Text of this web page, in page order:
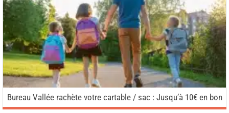
Bureau Vallée rachète votre cartable / sac : Jusqu’à 10€ en bon